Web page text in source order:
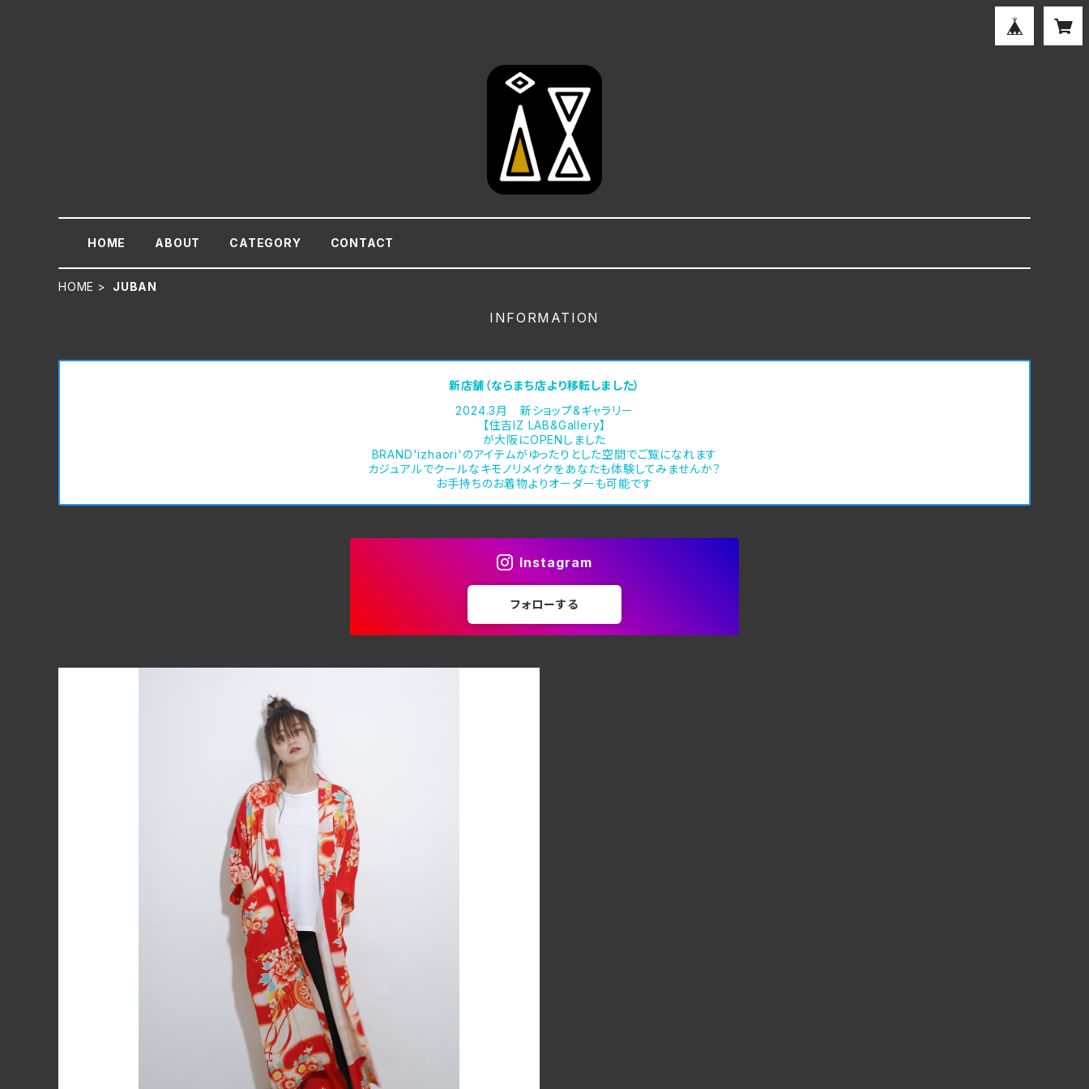
HOME ABOUT CATEGORY CONTACT
HOME JUBAN
INFORMATION
新店舗（ならまち店より移転しました）
2024.3月 新ショップ&ギャラリー
【住吉IZ LAB&Gallery】
が大阪にOPENしました
BRAND'izhaori'のアイテムがゆったりとした空間でご覧になれます
カジュアルでクールなキモノリメイクをあなたも体験してみませんか？
お手持ちのお着物よりオーダーも可能です
Instagram
フォローする